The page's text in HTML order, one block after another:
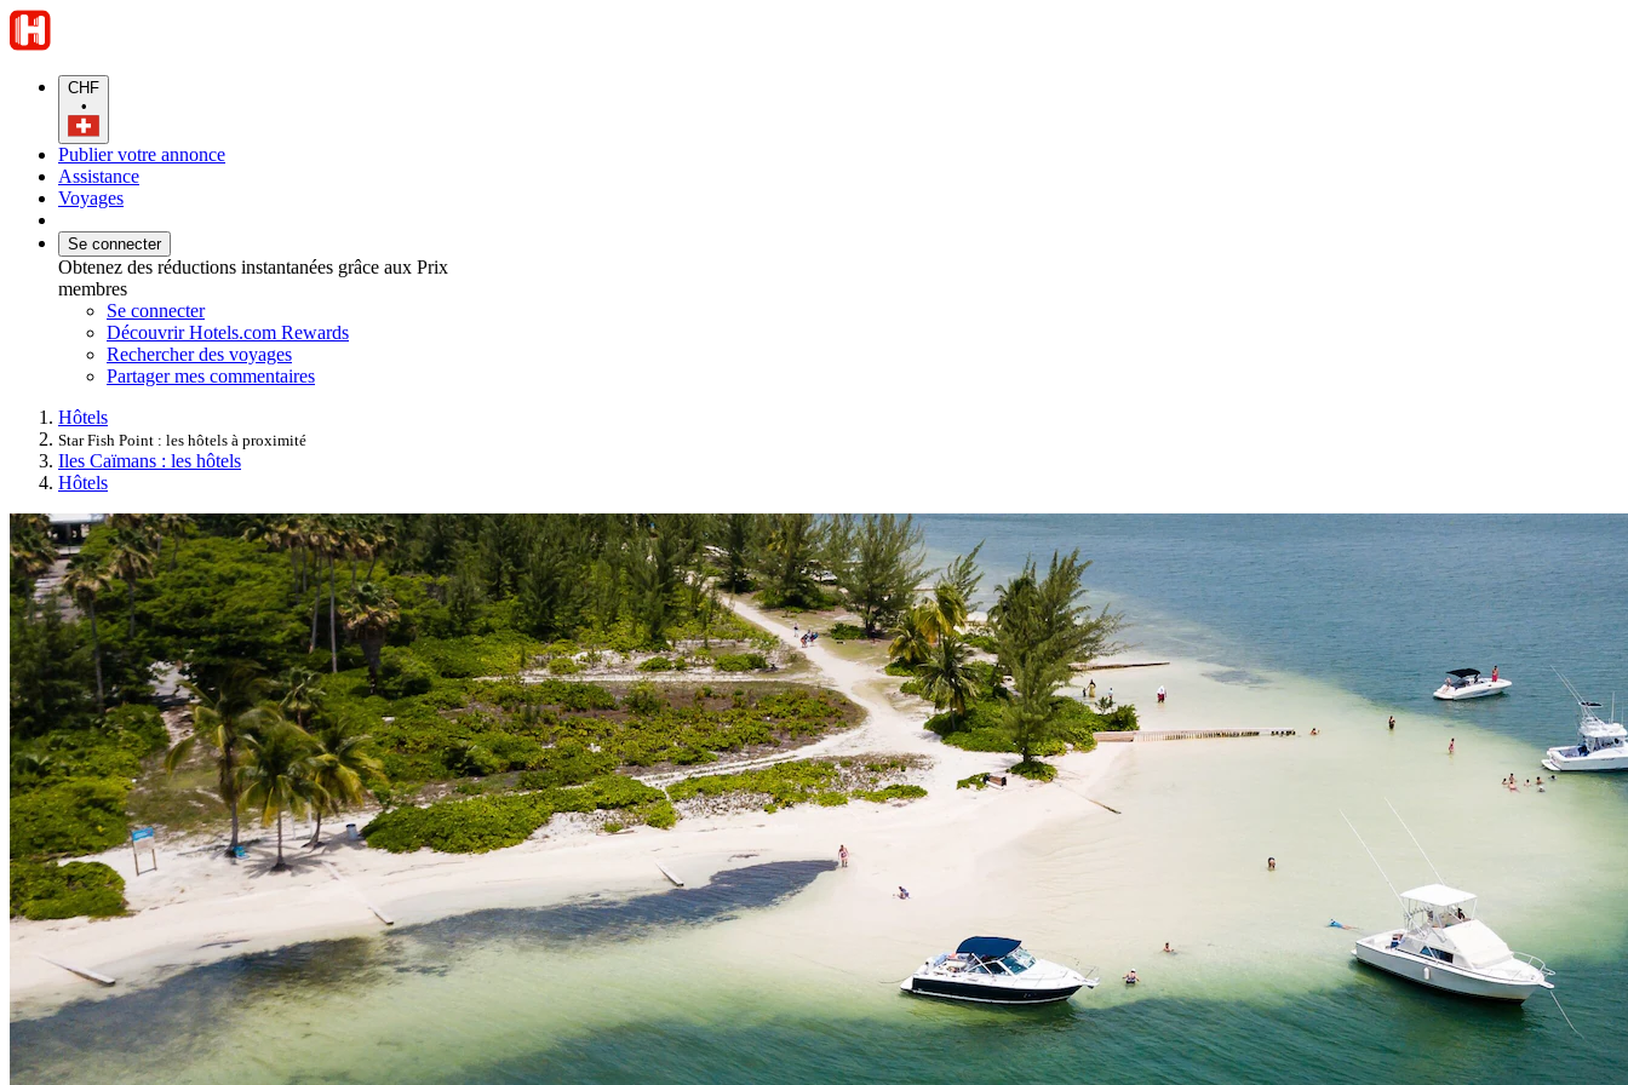
CHF
•
Publier votre annonce
Assistance
Voyages
Se connecter
Obtenez des réductions instantanées grâce aux Prix
membres
Se connecter
Découvrir Hotels.com Rewards
Rechercher des voyages
Partager mes commentaires
Hôtels
Star Fish Point : les hôtels à proximité
Iles Caïmans : les hôtels
Hôtels